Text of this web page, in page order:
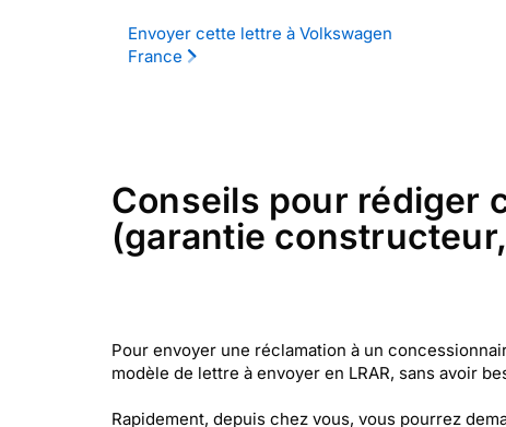
Envoyer cette lettre à Volkswagen
France
Conseils pour rédiger
(garantie
Pour envoyer une réclamation à un
modèle de lettre à envoyer en LRAR, sans avoir
Rapidement, depuis chez vous, vous pourrez